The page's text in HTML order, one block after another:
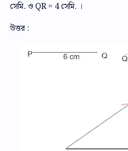
সেমি. ও QR = 4 সেমি. ।
উত্তর :